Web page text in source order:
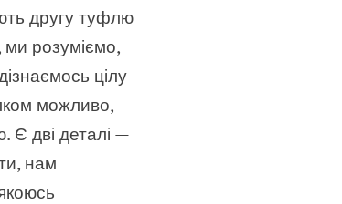
другу туфлю
ми розуміємо,
цілу
можливо,
Є дві деталі —
нам